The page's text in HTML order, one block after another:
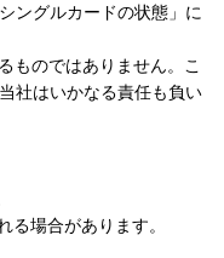
ングルカードの状態」に
ものではありません。こ
社はいかなる責任も負い
場合があります。